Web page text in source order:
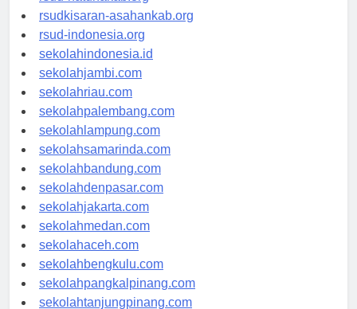
rsud-natunakab.org
rsudkisaran-asahankab.org
rsud-indonesia.org
sekolahindonesia.id
sekolahjambi.com
sekolahriau.com
sekolahpalembang.com
sekolahlampung.com
sekolahsamarinda.com
sekolahbandung.com
sekolahdenpasar.com
sekolahjakarta.com
sekolahmedan.com
sekolahaceh.com
sekolahbengkulu.com
sekolahpangkalpinang.com